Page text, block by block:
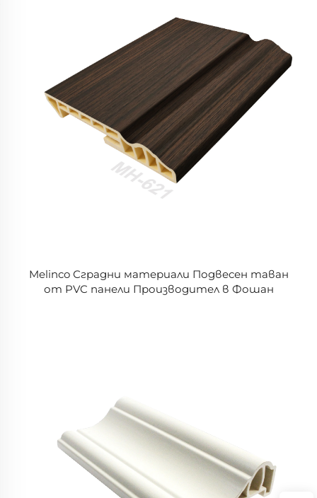
Melinco Сградни материали Подвесен таван
от PVC панели Производител в Фошан